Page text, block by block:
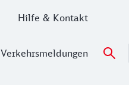
Hilfe & Kontakt
Verkehrsmeldungen